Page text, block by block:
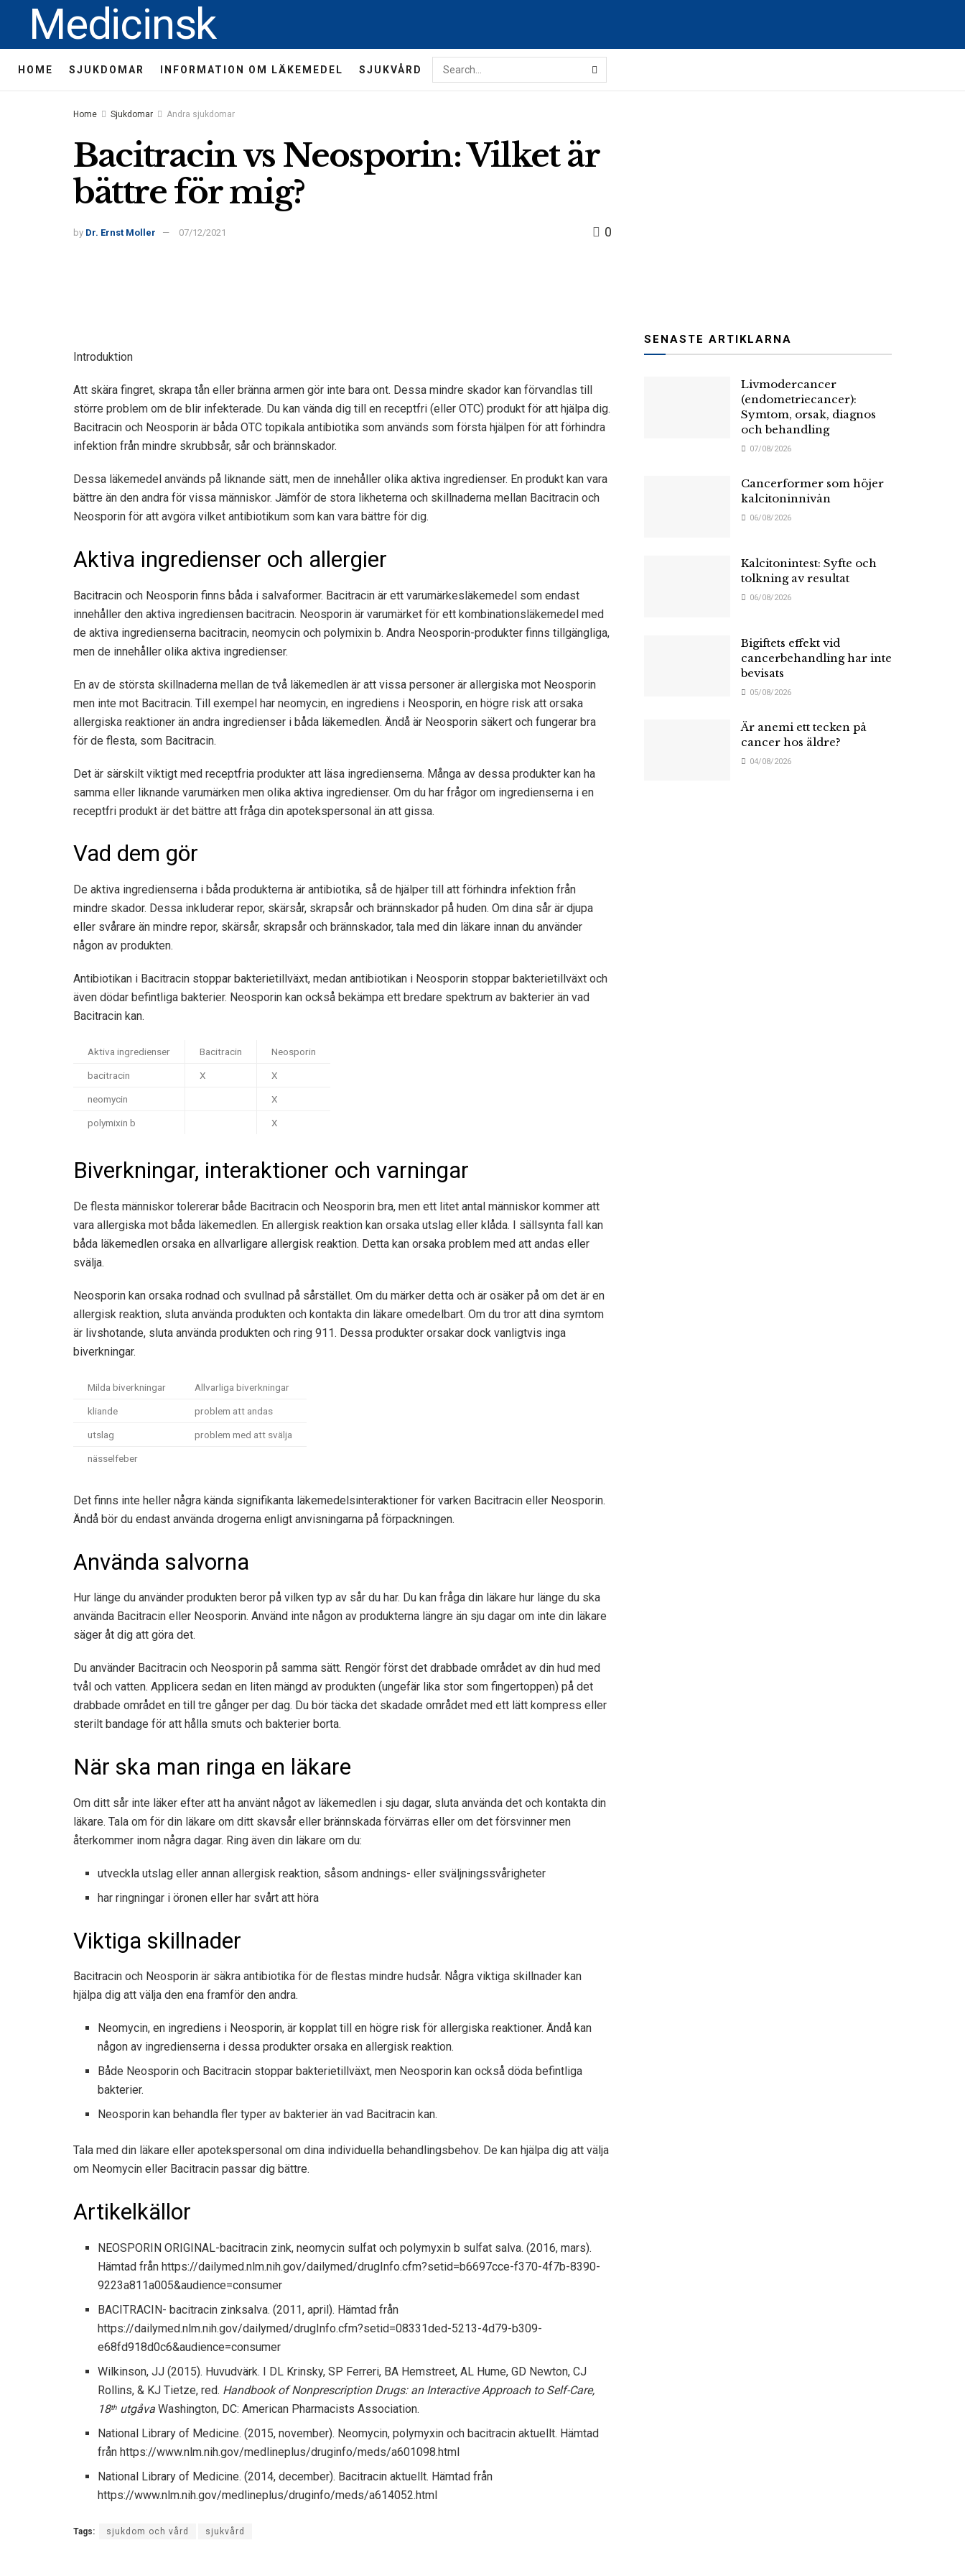
Medicinsk
HOME SJUKDOMAR INFORMATION OM LÄKEMEDEL SJUKVÅRD
Home Sjukdomar Andra sjukdomar
Bacitracin vs Neosporin: Vilket är
bättre för mig?
by Dr. Ernst Moller 07/12/2021 0
Introduktion
Att skära fingret, skrapa tån eller bränna armen gör inte bara ont. Dessa mindre skador kan förvandlas till
större problem om de blir infekterade. Du kan vända dig till en receptfri (eller OTC) produkt för att hjälpa dig.
Bacitracin och Neosporin är båda OTC topikala antibiotika som används som första hjälpen för att förhindra
infektion från mindre skrubbsår, sår och brännskador.
Dessa läkemedel används på liknande sätt, men de innehåller olika aktiva ingredienser. En produkt kan vara
bättre än den andra för vissa människor. Jämför de stora likheterna och skillnaderna mellan Bacitracin och
Neosporin för att avgöra vilket antibiotikum som kan vara bättre för dig.
Aktiva ingredienser och allergier
Bacitracin och Neosporin finns båda i salvaformer. Bacitracin är ett varumärkesläkemedel som endast
innehåller den aktiva ingrediensen bacitracin. Neosporin är varumärket för ett kombinationsläkemedel med
de aktiva ingredienserna bacitracin, neomycin och polymixin b. Andra Neosporin-produkter finns tillgängliga,
men de innehåller olika aktiva ingredienser.
En av de största skillnaderna mellan de två läkemedlen är att vissa personer är allergiska mot Neosporin
men inte mot Bacitracin. Till exempel har neomycin, en ingrediens i Neosporin, en högre risk att orsaka
allergiska reaktioner än andra ingredienser i båda läkemedlen. Ändå är Neosporin säkert och fungerar bra
för de flesta, som Bacitracin.
Det är särskilt viktigt med receptfria produkter att läsa ingredienserna. Många av dessa produkter kan ha
samma eller liknande varumärken men olika aktiva ingredienser. Om du har frågor om ingredienserna i en
receptfri produkt är det bättre att fråga din apotekspersonal än att gissa.
Vad dem gör
De aktiva ingredienserna i båda produkterna är antibiotika, så de hjälper till att förhindra infektion från
mindre skador. Dessa inkluderar repor, skärsår, skrapsår och brännskador på huden. Om dina sår är djupa
eller svårare än mindre repor, skärsår, skrapsår och brännskador, tala med din läkare innan du använder
någon av produkten.
Antibiotikan i Bacitracin stoppar bakterietillväxt, medan antibiotikan i Neosporin stoppar bakterietillväxt och
även dödar befintliga bakterier. Neosporin kan också bekämpa ett bredare spektrum av bakterier än vad
Bacitracin kan.
Aktiva ingredienser Bacitracin Neosporin
bacitracin X X
neomycin X
polymixin b X
Biverkningar, interaktioner och varningar
De flesta människor tolererar både Bacitracin och Neosporin bra, men ett litet antal människor kommer att
vara allergiska mot båda läkemedlen. En allergisk reaktion kan orsaka utslag eller klåda. I sällsynta fall kan
båda läkemedlen orsaka en allvarligare allergisk reaktion. Detta kan orsaka problem med att andas eller
svälja.
Neosporin kan orsaka rodnad och svullnad på sårstället. Om du märker detta och är osäker på om det är en
allergisk reaktion, sluta använda produkten och kontakta din läkare omedelbart. Om du tror att dina symtom
är livshotande, sluta använda produkten och ring 911. Dessa produkter orsakar dock vanligtvis inga
biverkningar.
Milda biverkningar Allvarliga biverkningar
kliande problem att andas
utslag problem med att svälja
nässelfeber
Det finns inte heller några kända signifikanta läkemedelsinteraktioner för varken Bacitracin eller Neosporin.
Ändå bör du endast använda drogerna enligt anvisningarna på förpackningen.
Använda salvorna
Hur länge du använder produkten beror på vilken typ av sår du har. Du kan fråga din läkare hur länge du ska
använda Bacitracin eller Neosporin. Använd inte någon av produkterna längre än sju dagar om inte din läkare
säger åt dig att göra det.
Du använder Bacitracin och Neosporin på samma sätt. Rengör först det drabbade området av din hud med
tvål och vatten. Applicera sedan en liten mängd av produkten (ungefär lika stor som fingertoppen) på det
drabbade området en till tre gånger per dag. Du bör täcka det skadade området med ett lätt kompress eller
sterilt bandage för att hålla smuts och bakterier borta.
När ska man ringa en läkare
Om ditt sår inte läker efter att ha använt något av läkemedlen i sju dagar, sluta använda det och kontakta din
läkare. Tala om för din läkare om ditt skavsår eller brännskada förvärras eller om det försvinner men
återkommer inom några dagar. Ring även din läkare om du:
utveckla utslag eller annan allergisk reaktion, såsom andnings- eller sväljningssvårigheter
har ringningar i öronen eller har svårt att höra
Viktiga skillnader
Bacitracin och Neosporin är säkra antibiotika för de flestas mindre hudsår. Några viktiga skillnader kan
hjälpa dig att välja den ena framför den andra.
Neomycin, en ingrediens i Neosporin, är kopplat till en högre risk för allergiska reaktioner. Ändå kan
någon av ingredienserna i dessa produkter orsaka en allergisk reaktion.
Både Neosporin och Bacitracin stoppar bakterietillväxt, men Neosporin kan också döda befintliga
bakterier.
Neosporin kan behandla fler typer av bakterier än vad Bacitracin kan.
Tala med din läkare eller apotekspersonal om dina individuella behandlingsbehov. De kan hjälpa dig att välja
om Neomycin eller Bacitracin passar dig bättre.
Artikelkällor
NEOSPORIN ORIGINAL-bacitracin zink, neomycin sulfat och polymyxin b sulfat salva. (2016, mars).
Hämtad från https://dailymed.nlm.nih.gov/dailymed/drugInfo.cfm?setid=b6697cce-f370-4f7b-8390-
9223a811a005&audience=consumer
BACITRACIN- bacitracin zinksalva. (2011, april). Hämtad från
https://dailymed.nlm.nih.gov/dailymed/drugInfo.cfm?setid=08331ded-5213-4d79-b309-
e68fd918d0c6&audience=consumer
Wilkinson, JJ (2015). Huvudvärk. I DL Krinsky, SP Ferreri, BA Hemstreet, AL Hume, GD Newton, CJ
Rollins, & KJ Tietze, red. Handbook of Nonprescription Drugs: an Interactive Approach to Self-Care,
18th utgåvaWashington, DC: American Pharmacists Association.
National Library of Medicine. (2015, november). Neomycin, polymyxin och bacitracin aktuellt. Hämtad
från https://www.nlm.nih.gov/medlineplus/druginfo/meds/a601098.html
National Library of Medicine. (2014, december). Bacitracin aktuellt. Hämtad från
https://www.nlm.nih.gov/medlineplus/druginfo/meds/a614052.html
Tags: sjukdom och vård sjukvård
SENASTE ARTIKLARNA
Livmodercancer
(endometriecancer):
Symtom, orsak, diagnos
och behandling
07/08/2026
Cancerformer som höjer
kalcitoninnivån
06/08/2026
Kalcitonintest: Syfte och
tolkning av resultat
06/08/2026
Bigiftets effekt vid
cancerbehandling har inte
bevisats
05/08/2026
Är anemi ett tecken på
cancer hos äldre?
04/08/2026